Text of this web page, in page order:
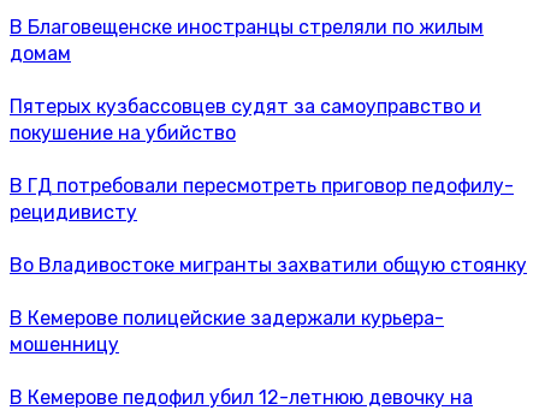
В Благовещенске иностранцы стреляли по жилым
домам
Пятерых кузбассовцев судят за самоуправство и
покушение на убийство
В ГД потребовали пересмотреть приговор педофилу-
рецидивисту
Во Владивостоке мигранты захватили общую стоянку
В Кемерове полицейские задержали курьера-
мошенницу
В Кемерове педофил убил 12-летнюю девочку на